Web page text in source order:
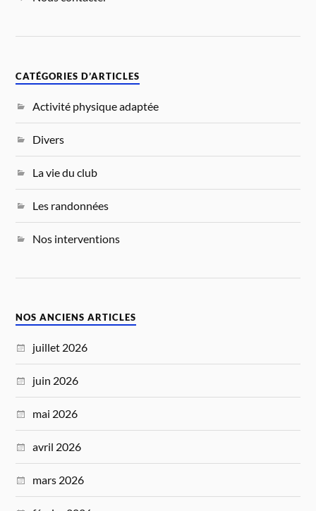
CATÉGORIES D’ARTICLES
Activité physique adaptée
Divers
La vie du club
Les randonnées
Nos interventions
NOS ANCIENS ARTICLES
juillet 2026
juin 2026
mai 2026
avril 2026
mars 2026